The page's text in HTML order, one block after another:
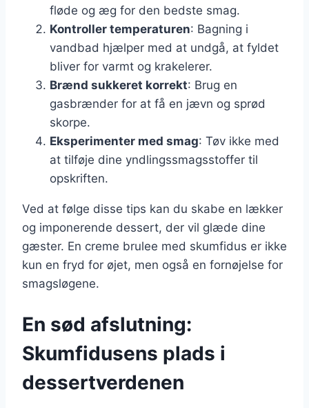
fløde og æg for den bedste smag.
Kontroller temperaturen: Bagning i
vandbad hjælper med at undgå, at fyldet
bliver for varmt og krakelerer.
Brænd sukkeret korrekt: Brug en
gasbrænder for at få en jævn og sprød
skorpe.
Eksperimenter med smag: Tøv ikke med
at tilføje dine yndlingssmagsstoffer til
opskriften.
Ved at følge disse tips kan du skabe en lækker
og imponerende dessert, der vil glæde dine
gæster. En creme brulee med skumfidus er ikke
kun en fryd for øjet, men også en fornøjelse for
smagsløgene.
En sød afslutning:
Skumfidusens plads i
dessertverdenen